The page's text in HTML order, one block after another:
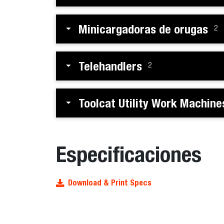
Minicargadoras de orugas 2
Telehandlers 2
Toolcat Utility Work
Especificaciones
Download & Print Specs